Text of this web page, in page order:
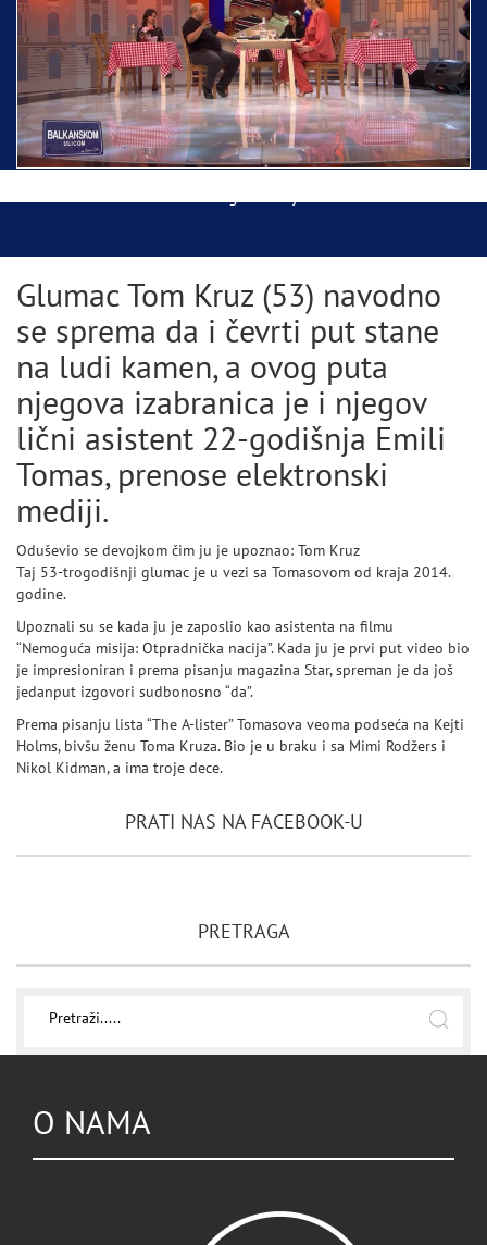
Ispraćaj Pojasa Presvete Bogorodice danas iz
Hrama Svetog Save
Glumac Tom Kruz (53) navodno
se sprema da i čevrti put stane
na ludi kamen, a ovog puta
njegova izabranica je i njegov
lični asistent 22-godišnja Emili
Tomas, prenose elektronski
mediji.
Oduševio se devojkom čim ju je upoznao: Tom Kruz
Taj 53-trogodišnji glumac je u vezi sa Tomasovom od kraja 2014.
godine.
Upoznali su se kada ju je zaposlio kao asistenta na filmu
“Nemoguća misija: Otpradnička nacija”. Kada ju je prvi put video bio
je impresioniran i prema pisanju magazina Star, spreman je da još
jedanput izgovori sudbonosno “da”.
Prema pisanju lista “The A-lister” Tomasova veoma podseća na Kejti
Holms, bivšu ženu Toma Kruza. Bio je u braku i sa Mimi Rodžers i
Nikol Kidman, a ima troje dece.
PRATI NAS NA FACEBOOK-U
PRETRAGA
O NAMA